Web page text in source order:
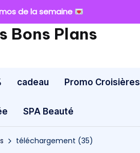
Bons Plans
cadeau Promo Croisières
SPA Beauté
téléchargement (35)
de la semaine